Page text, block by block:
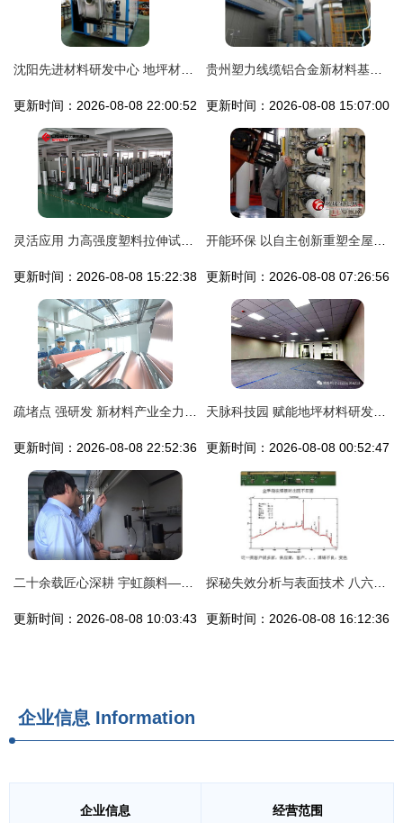
更新时间：2026-08-08 22:00:52 更新时间：2026-08-08 15:07:00
更新时间：2026-08-08 15:22:38 更新时间：2026-08-08 07:26:56
更新时间：2026-08-08 22:52:36 更新时间：2026-08-08 00:52:47
更新时间：2026-08-08 10:03:43 更新时间：2026-08-08 16:12:36
企业信息 Information
企业信息 经营范围